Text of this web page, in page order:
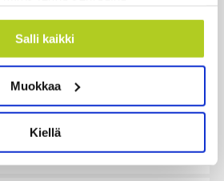
sijainnistasi,
metrin tarkkuudella
(sormenjäljen
käsitellään ja miten
sen milloin vain
Salli kaikki
Muokkaa
Kiellä
mukaan Venäjä
Baltiaan
törkeistä talousrikoksista